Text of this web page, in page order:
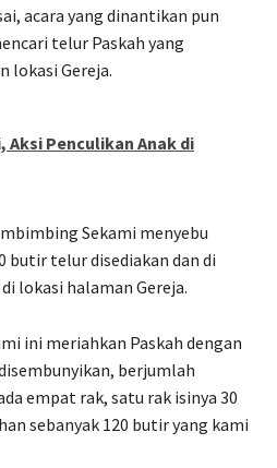
acara yang dinantikan pun
telur Paskah yang
lokasi Gereja.
Aksi Penculikan Anak di
Sekami menyebu
butir telur disediakan dan di
lokasi halaman Gereja.
ini meriahkan Paskah dengan
berjumlah
empat rak, satu rak isinya 30
sebanyak 120 butir yang kami